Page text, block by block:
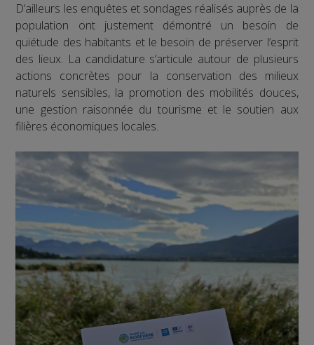
D’ailleurs les enquêtes et sondages réalisés auprès de la
population ont justement démontré un besoin de
quiétude des habitants et le besoin de préserver l’esprit
des lieux. La candidature s’articule autour de plusieurs
actions concrètes pour la conservation des milieux
naturels sensibles, la promotion des mobilités douces,
une gestion raisonnée du tourisme et le soutien aux
filières économiques locales.